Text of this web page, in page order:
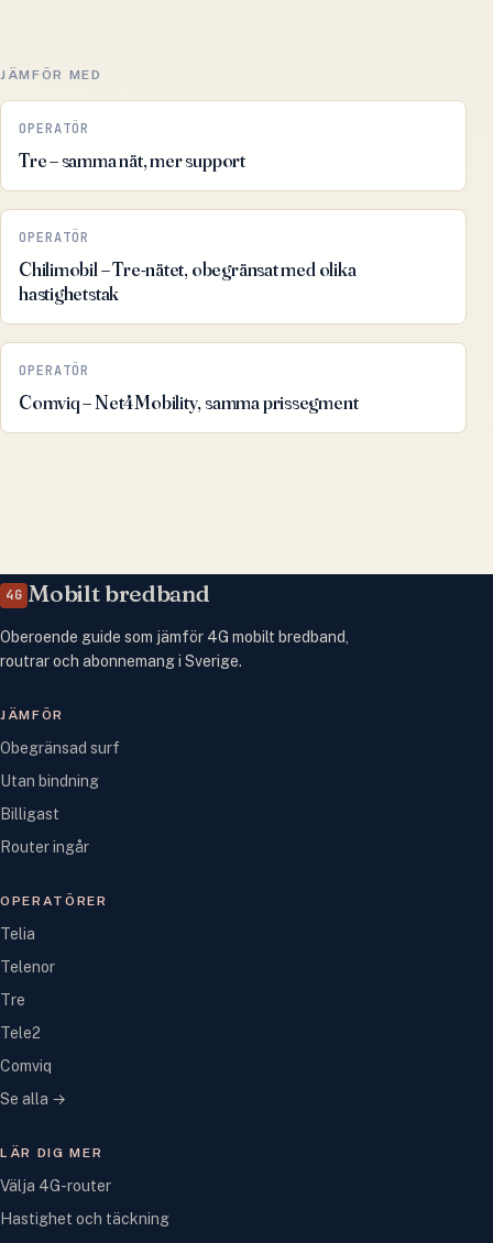
JÄMFÖR MED
OPERATÖR
Tre – samma nät, mer support
OPERATÖR
Chilimobil – Tre-nätet, obegränsat med olika
hastighetstak
OPERATÖR
Comviq – Net4Mobility, samma prissegment
4G Mobilt bredband
Oberoende guide som jämför 4G mobilt bredband,
routrar och abonnemang i Sverige.
JÄMFÖR
Obegränsad surf
Utan bindning
Billigast
Router ingår
OPERATÖRER
Telia
Telenor
Tre
Tele2
Comviq
Se alla →
LÄR DIG MER
Välja 4G-router
Hastighet och täckning